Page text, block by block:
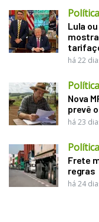
Política
Lula
há 22
Política
Nova
prevê
há 23
Política
Frete
regras
há 24